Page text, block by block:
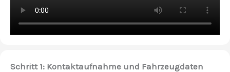
Schritt 1: Kontaktaufnahme und Fahrzeugdaten